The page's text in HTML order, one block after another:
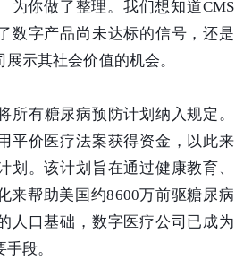
为你做了整理。我们想知道CMS
数字产品尚未达标的信号，还是
示其社会价值的机会。
所有糖尿病预防计划纳入规定。
平价医疗法案获得资金，以此来
划。该计划旨在通过健康教育、
来帮助美国约8600万前驱糖尿病
人口基础，数字医疗公司已成为
段。